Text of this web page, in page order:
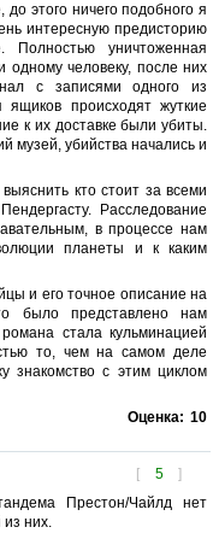
этого ничего подобного я
интересную предисторию
Полностью уничтоженная
одному человеку, после них
с записями одного из
ящиков происходят жуткие
к их доставке были убиты.
музей, убийства начались и
кто стоит за всеми
Расследование
в процессе нам
планеты и к каким
и его точное описание на
было представлено нам
стала кульминацией
то, чем на самом деле
знакомство с этим циклом
Оценка: 10
[ 5 ]
Престон/Чайлд нет
них.